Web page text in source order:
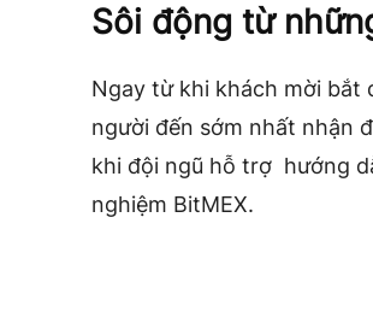
Sôi động từ
Ngay từ khi khách mời bắt
người đến sớm nhất nhận
khi đội ngũ hỗ trợ hướng
nghiệm BitMEX.